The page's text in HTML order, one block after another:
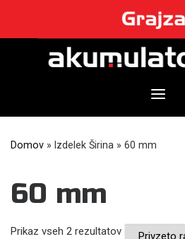
content
Domov » Izdelek Širina » 60 mm
60 mm
Prikaz vseh 2 rezultatov